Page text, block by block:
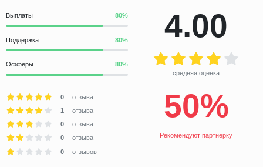
Выплаты
Поддержка
Офферы
4.00
средняя оценка
0
отзыва
1
отзыва
0
отзыва
0
отзыва
0
отзывов
50%
Рекомендуют партнерку